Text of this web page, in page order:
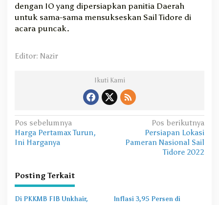
dengan IO yang dipersiapkan panitia Daerah
untuk sama-sama mensukseskan Sail Tidore di
acara puncak.
Editor: Nazir
Ikuti Kami
N
a
g
a
Pos sebelumnya
Harga Pertamax Turun,
Ini Harganya
Pos berikutnya
Persiapan Lokasi
Pameran Nasional Sail
Tidore 2022
Posting Terkait
Di PKKMB FIB Unkhair,
Inflasi 3,95 Persen di